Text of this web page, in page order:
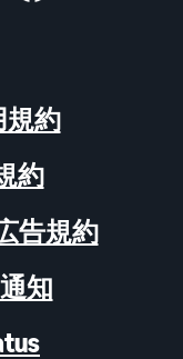
規約
約
告規約
知